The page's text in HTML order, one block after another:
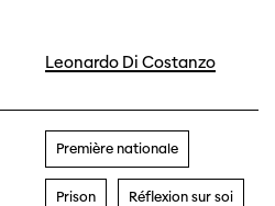
Leonardo Di Costanzo
Première nationale
Prison Réflexion sur soi